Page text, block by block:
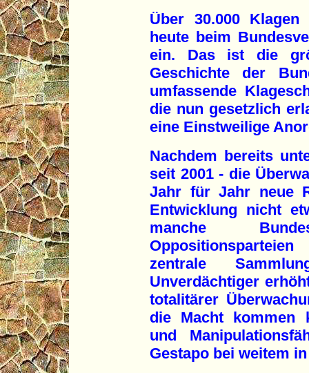
Über 30.000
heute beim
ein. Das ist die
Geschichte der
umfassende
die nun gesetzlich
eine Einstweilige
Nachdem bereits
seit 2001 - die
Jahr für Jahr neue
Entwicklung nicht
manche
zentrale
Unverdächtiger
totalitärer
die Macht kommen
und
Gestapo bei weitem